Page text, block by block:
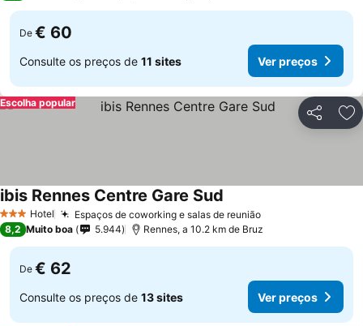
De € 60
Consulte os preços de 11 sites Ver preços
Partilhar
Escolha popular
3 EstrelasHotel Espaços de coworking e salas de reuniãoVer preços
ibis Rennes Centre Gare Sud
8,2 Muito boa 5.944 Rennes, a 10.2 km de Bruz
De € 62
Consulte os preços de 13 sites Ver preços